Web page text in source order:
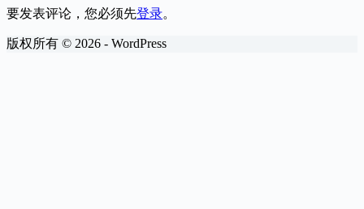
要发表评论，您必须先登录。
版权所有 © 2026 - WordPress